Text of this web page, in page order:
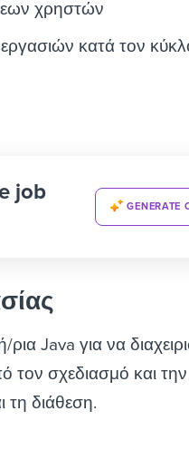
χρηστών
κατά τον
job
GENERATE
Java για να
τον σχεδιασμό και
τη διάθεση.